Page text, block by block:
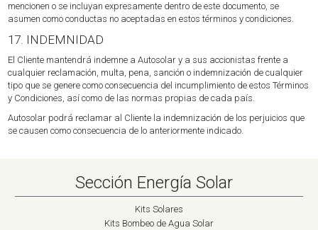
mencionen o se incluyan expresamente dentro de este documento, se
asumen como conductas no aceptadas en estos términos y condiciones.
17. INDEMNIDAD
El Cliente mantendrá indemne a Autosolar y a sus accionistas frente a
cualquier reclamación, multa, pena, sanción o indemnización de cualquier
tipo que se genere como consecuencia del incumplimiento de estos Términos
y Condiciones, así como de las normas propias de cada país.
Autosolar podrá reclamar al Cliente la indemnización de los perjuicios que
se causen como consecuencia de lo anteriormente indicado.
Sección Energía Solar
Kits Solares
Kits Bombeo de Agua Solar